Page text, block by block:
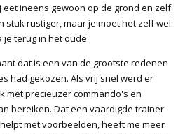
ineens gewoon op de grond en zelf
stuk rustiger, maar je moet het zelf wel
terug in het oude.
dat is een van de grootste redenen
had gekozen. Als vrij snel werd er
met precieuzer commando's en
bereiken. Dat een vaardigde trainer
met voorbeelden, heeft me meer